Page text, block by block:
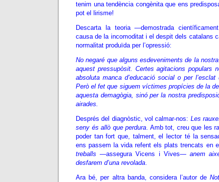
tenim una tendència congènita que ens
pot el lirisme!
Descarta la teoria —demostrada
causa de la incomoditat i el despit dels catalans
normalitat produïda per l’opressió:
No negaré que alguns esdeveniments de la
aquest pressupòsit. Certes agitacions populars
absoluta manca d’educació social o per l’esclat
Però el fet que siguem víctimes propícies de la
aquesta demagògia, sinó per la nostra
airades.
Després del diagnòstic, vol calmar-nos: Les
seny és allò que perdura. Amb tot, creu que les
poder tan fort que, talment, el lector té la
ens passem la vida refent els plats trencats en
treballs —assegura Vicens i Vives—anem
desfarem d’una revolada.
Ara bé, per altra banda, considera l’autor de